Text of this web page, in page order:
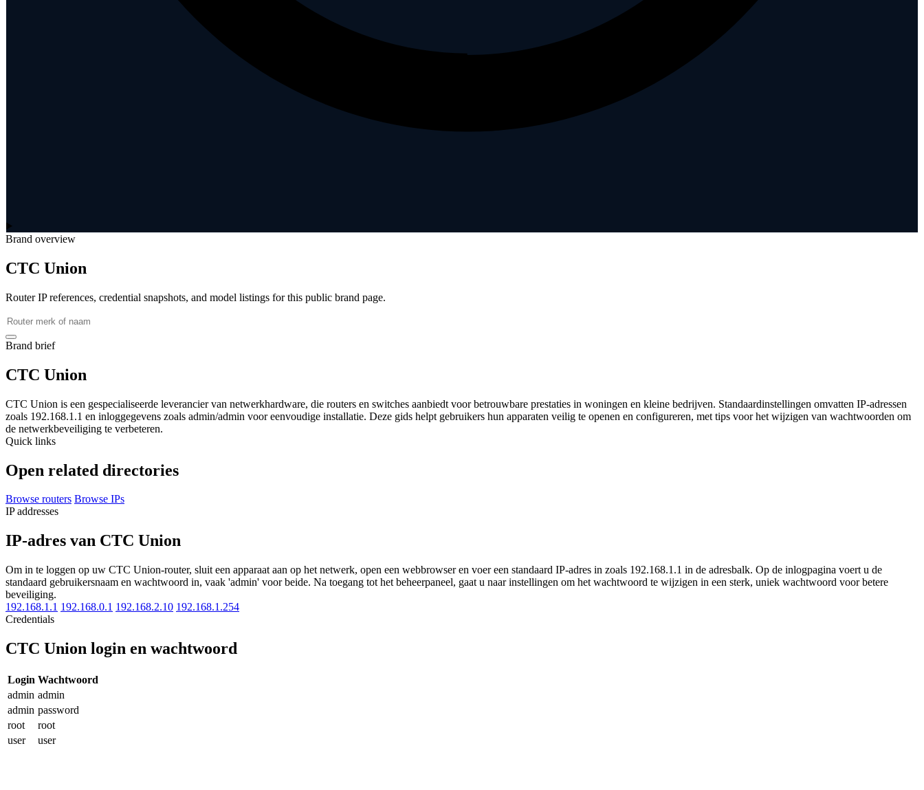
Brand overview
CTC Union
Router IP references, credential snapshots, and model listings for this public brand page.
Brand brief
CTC Union
CTC Union is een gespecialiseerde leverancier van netwerkhardware, die routers en switches aanbiedt voor betrouwbare prestaties in woningen en kleine bedrijven. Standaardinstellingen omvatten IP-adressen
zoals 192.168.1.1 en inloggegevens zoals admin/admin voor eenvoudige installatie. Deze gids helpt gebruikers hun apparaten veilig te openen en configureren, met tips voor het wijzigen van wachtwoorden om
de netwerkbeveiliging te verbeteren.
Quick links
Open related directories
Browse routers Browse IPs
IP addresses
IP-adres van CTC Union
Om in te loggen op uw CTC Union-router, sluit een apparaat aan op het netwerk, open een webbrowser en voer een standaard IP-adres in zoals 192.168.1.1 in de adresbalk. Op de inlogpagina voert u de
standaard gebruikersnaam en wachtwoord in, vaak 'admin' voor beide. Na toegang tot het beheerpaneel, gaat u naar instellingen om het wachtwoord te wijzigen in een sterk, uniek wachtwoord voor betere
beveiliging.
192.168.1.1 192.168.0.1 192.168.2.10 192.168.1.254
Credentials
CTC Union login en wachtwoord
Login Wachtwoord
admin admin
admin password
root
root
user
user